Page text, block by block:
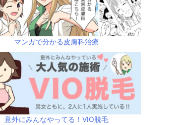
マンガで分かる皮膚科治療
意外にみんなやってる！VIO脱毛